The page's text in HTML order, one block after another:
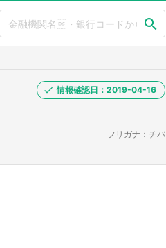
フリガナ：チバ
情報確認日：2019-04-16